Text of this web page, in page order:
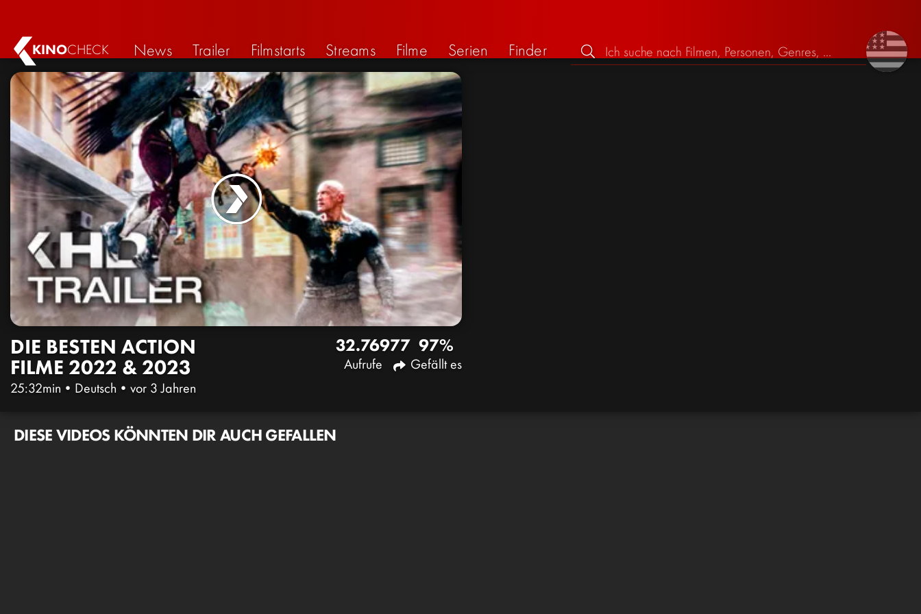
KINOCHECK News Trailer Filmstarts Streams Filme Serien Finder
DIE BESTEN ACTION
FILME 2022 & 2023
25:32min • Deutsch • vor 3 Jahren
32.769
Aufrufe
77 97%
Gefällt es
DIESE VIDEOS KÖNNTEN DIR AUCH GEFALLEN